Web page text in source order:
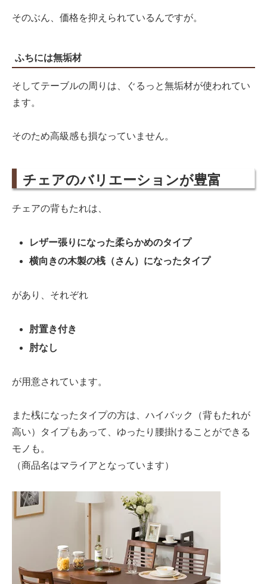
そのぶん、価格を抑えられているんですが。
ふちには無垢材
そしてテーブルの周りは、ぐるっと無垢材が使われてい
ます。
そのため高級感も損なっていません。
チェアのバリエーションが豊富
チェアの背もたれは、
レザー張りになった柔らかめのタイプ
横向きの木製の桟（さん）になったタイプ
があり、それぞれ
肘置き付き
肘なし
が用意されています。
また桟になったタイプの方は、ハイバック（背もたれが
高い）タイプもあって、ゆったり腰掛けることができる
モノも。
（商品名はマライアとなっています）